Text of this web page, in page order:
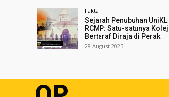
Fakta
Sejarah Penubuhan UniKL
RCMP: Satu-satunya Kolej
Bertaraf Diraja di Perak
28 August 2025